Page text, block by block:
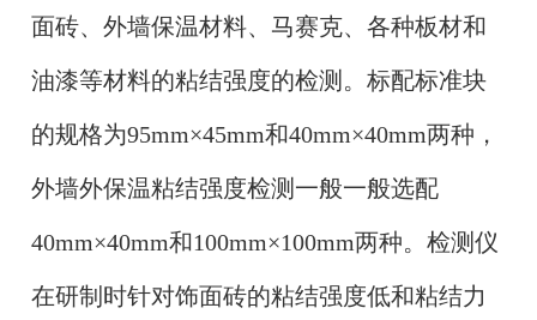
面砖、外墙保温材料、马赛克、各种板材和
油漆等材料的粘结强度的检测。标配标准块
的规格为95mm×45mm和40mm×40mm两种，
外墙外保温粘结强度检测一般一般选配
40mm×40mm和100mm×100mm两种。检测仪
在研制时针对饰面砖的粘结强度低和粘结力